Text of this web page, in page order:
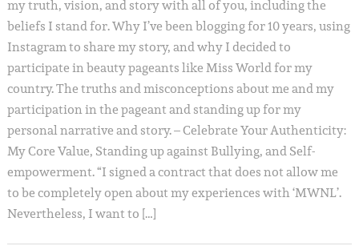
my truth, vision, and story with all of you, including the
beliefs I stand for. Why I’ve been blogging for 10 years, using
Instagram to share my story, and why I decided to
participate in beauty pageants like Miss World for my
country. The truths and misconceptions about me and my
participation in the pageant and standing up for my
personal narrative and story. – Celebrate Your Authenticity:
My Core Value, Standing up against Bullying, and Self-
empowerment. “I signed a contract that does not allow me
to be completely open about my experiences with ‘MWNL’.
Nevertheless, I want to […]